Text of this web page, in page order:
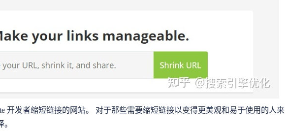
开发者缩短链接的网站。 对于那些需要缩短链接以变得更美观和易于使用的人来